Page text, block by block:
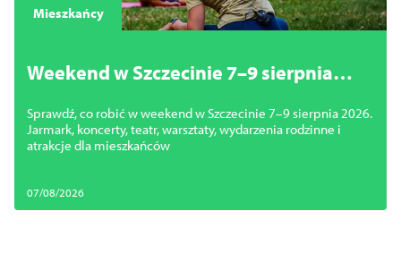
Mieszkańcy
Weekend w Szczecinie 7–9 sierpnia
koncerty i atrakcje
Sprawdź, co robić w weekend w Szczecinie 7–9 sierpnia 2026.
Jarmark, koncerty, teatr, warsztaty, wydarzenia rodzinne i
atrakcje dla mieszkańców
07/08/2026